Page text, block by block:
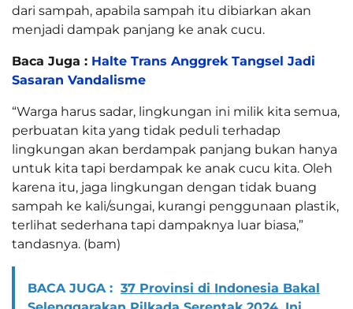
dari sampah, apabila sampah itu dibiarkan akan
menjadi dampak panjang ke anak cucu.
Baca Juga : Halte Trans Anggrek Tangsel Jadi
Sasaran Vandalisme
“Warga harus sadar, lingkungan ini milik kita semua,
perbuatan kita yang tidak peduli terhadap
lingkungan akan berdampak panjang bukan hanya
untuk kita tapi berdampak ke anak cucu kita. Oleh
karena itu, jaga lingkungan dengan tidak buang
sampah ke kali/sungai, kurangi penggunaan plastik,
terlihat sederhana tapi dampaknya luar biasa,”
tandasnya. (bam)
BACA JUGA : 37 Provinsi di Indonesia Bakal